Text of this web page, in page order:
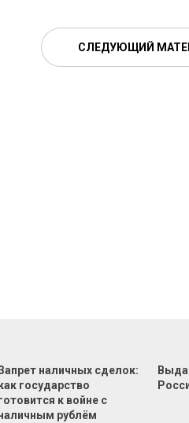
СЛЕДУЮЩИЙ
наличных сделок:
государство
к войне с
рублём